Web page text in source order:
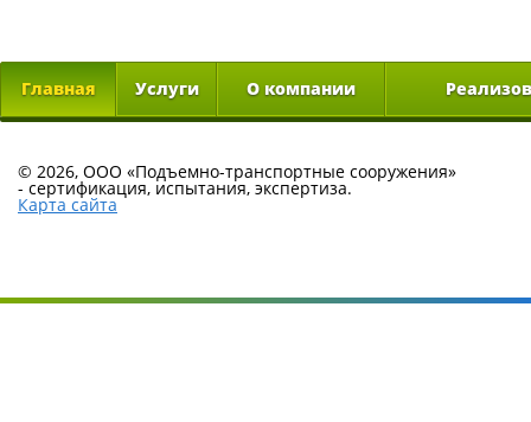
Главная Услуги О компании
© 2026, ООО «Подъемно-транспортные сооружения»
- сертификация, испытания, экспертиза.
Карта сайта